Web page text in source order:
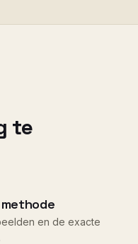
te
en de exacte